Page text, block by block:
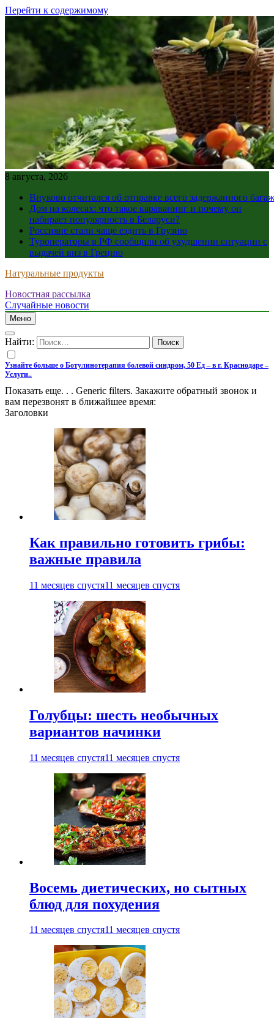
Перейти к содержимому
8 августа, 2026
Внуково отчитался об отправке всего задержанного
Дом на колесах: что такое караванинг и почему он
набирает популярность в Беларуси?
Россияне стали чаще ездить в Грузию
Туроператоры в РФ сообщили об ухудшении ситуации с
выдачей виз в Грецию
Натуральные продукты
Новостная рассылка
Случайные новости
Меню
Найти:
Узнайте больше о Ботулинотерапия болевой синдром, 50 Ед – в г. Краснодаре –
Услуги..
Показать еще. . . Generic filters. Закажите обратный звонок и
вам перезвонят в ближайшее время:
Заголовки
Как правильно готовить грибы:
важные правила
11 месяцев спустя11 месяцев спустя
Голубцы: шесть необычных
вариантов начинки
11 месяцев спустя11 месяцев спустя
Восемь диетических, но сытных
блюд для похудения
11 месяцев спустя11 месяцев спустя